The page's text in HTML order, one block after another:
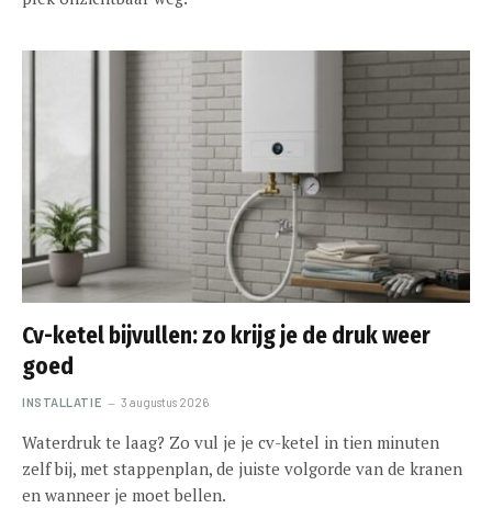
Cv-ketel bijvullen: zo krijg je de druk weer
goed
INSTALLATIE 3 augustus 2026
Waterdruk te laag? Zo vul je je cv-ketel in tien minuten
zelf bij, met stappenplan, de juiste volgorde van de kranen
en wanneer je moet bellen.